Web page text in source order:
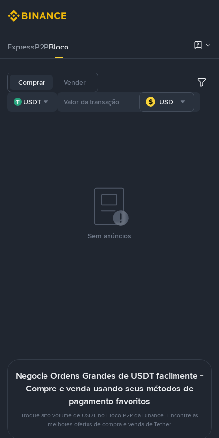
ExpressP2PBloco
Comprar Vender
USDT USD
Sem anúncios
Negocie Ordens Grandes de USDT facilmente -
Compre e venda usando seus métodos de
pagamento favoritos
Troque alto volume de USDT no Bloco P2P da Binance. Encontre as
melhores ofertas de compra e venda de Tether